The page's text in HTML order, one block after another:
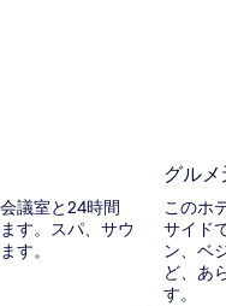
議室と24時間
す。スパ、サウ
す。
グルメ
このホ
サイド
ン、ベ
ど、あ
す。